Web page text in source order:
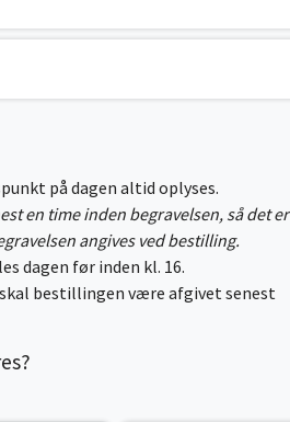
på dagen altid oplyses.
en time inden begravelsen, så det er
angives ved bestilling.
dagen før inden kl. 16.
bestillingen være afgivet senest